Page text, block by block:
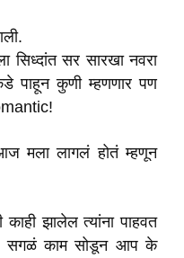
सिध्दांत सर सारखा नवरा
पाहून कुणी म्हणणार पण
मला लागलं होतं म्हणून
झालेल त्यांना पाहवत
सगळं काम सोडून आप के